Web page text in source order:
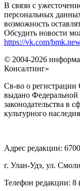
В связи с
персональных
возможность
Обсудить новости
https://vk.com/
© 2004-2026
Консалтинг»
Св-во о
выдано Федеральной
законодательства в
культурного наследия
Адрес редакции:
г. Улан-Удэ, ул.
Телефон редакции: ‎‎8